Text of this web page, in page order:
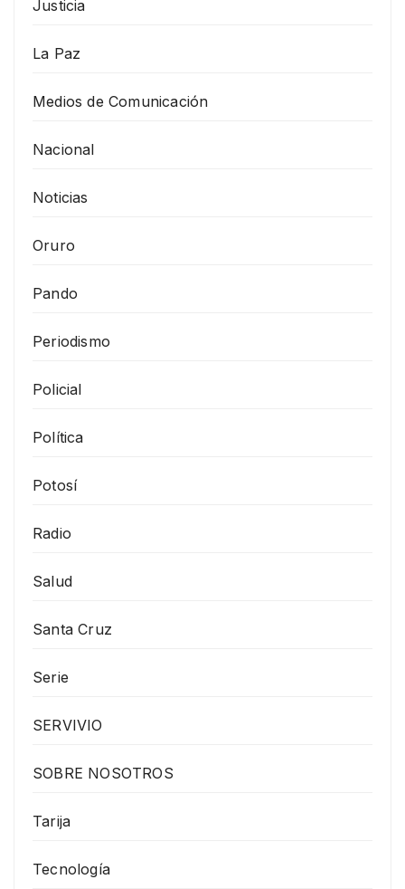
Justicia
La Paz
Medios de Comunicación
Nacional
Noticias
Oruro
Pando
Periodismo
Policial
Política
Potosí
Radio
Salud
Santa Cruz
Serie
SERVIVIO
SOBRE NOSOTROS
Tarija
Tecnología